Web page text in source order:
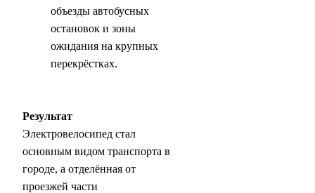
объезды автобусных
остановок и зоны
ожидания на крупных
перекрёстках.
Результат
Электровелосипед стал
основным видом транспорта в
городе, а отделённая от
проезжей части